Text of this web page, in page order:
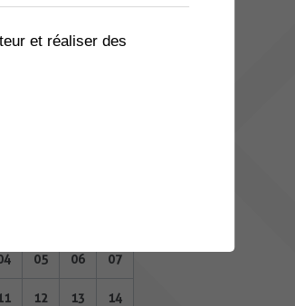
14 15 16
05 06 07
12 13 14
et réaliser des